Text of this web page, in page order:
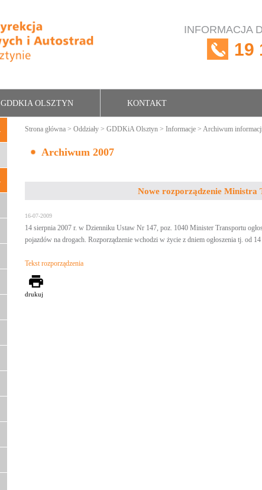
INFORMACJA
19
GDDKIA OLSZTYN KONTAKT
Strona główna > Oddziały > GDDKiA Olsztyn > Informacje > Archiwum
Archiwum 2007
Nowe rozporządzenie Ministra
16-07-2009
14 sierpnia 2007 r. w Dzienniku Ustaw Nr 147, poz. 1040 Minister Transportu
pojazdów na drogach. Rozporządzenie wchodzi w życie z dniem ogłoszenia tj. od
Tekst rozporządzenia
drukuj